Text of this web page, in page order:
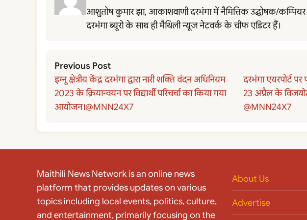
आशुतोष कुमार झा, आकाशवाणी दरभंगा में नैमित्तिक उद्घोषक/कम्पियर
दरभंगा ब्यूरो के साथ ही मैथिली न्यूज नेटवर्क के चीफ एडिटर हैं।
Previous Post
इग्नू क्षेत्रीय केंद्र दरभंगा द्वारा नारी शक्ति वंदन अधिनियम
2023 के क्रियान्वयन पर विद्यार्थी परिचर्चा का किया गया
आयोजन।@MNN24X7
दरभंगा एयरपोर्ट
23 अप्रैल के
@MNN24X7
Maithili News Network is an online news
platform that provides updates on various
topics including local events, politics, culture,
and entertainment, primarily focusing on the
About Us
Advertise